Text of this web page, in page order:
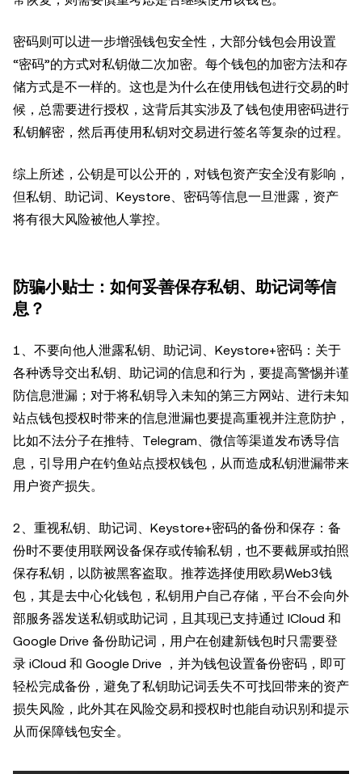
密码则可以进一步增强钱包安全性，大部分钱包会用设置
“密码”的方式对私钥做二次加密。每个钱包的加密方法和存
储方式是不一样的。这也是为什么在使用钱包进行交易的时
候，总需要进行授权，这背后其实涉及了钱包使用密码进行
私钥解密，然后再使用私钥对交易进行签名等复杂的过程。
综上所述，公钥是可以公开的，对钱包资产安全没有影响，
但私钥、助记词、Keystore、密码等信息一旦泄露，资产
将有很大风险被他人掌控。
防骗小贴士：如何妥善保存私钥、助记词等信
息？
1、不要向他人泄露私钥、助记词、Keystore+密码：关于
各种诱导交出私钥、助记词的信息和行为，要提高警惕并谨
防信息泄漏；对于将私钥导入未知的第三方网站、进行未知
站点钱包授权时带来的信息泄漏也要提高重视并注意防护，
比如不法分子在推特、Telegram、微信等渠道发布诱导信
息，引导用户在钓鱼站点授权钱包，从而造成私钥泄漏带来
用户资产损失。
2、重视私钥、助记词、Keystore+密码的备份和保存：备
份时不要使用联网设备保存或传输私钥，也不要截屏或拍照
保存私钥，以防被黑客盗取。推荐选择使用欧易Web3钱
包，其是去中心化钱包，私钥用户自己存储，平台不会向外
部服务器发送私钥或助记词，且其现已支持通过 ICloud 和
Google Drive 备份助记词，用户在创建新钱包时只需要登
录 iCloud 和 Google Drive ，并为钱包设置备份密码，即可
轻松完成备份，避免了私钥助记词丢失不可找回带来的资产
损失风险，此外其在风险交易和授权时也能自动识别和提示
从而保障钱包安全。